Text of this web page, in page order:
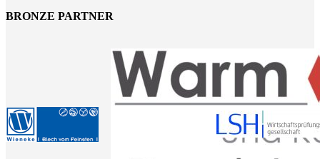
BRONZE PARTNER